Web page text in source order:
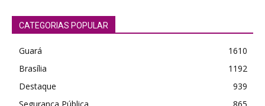
CATEGORIAS POPULAR
Guará
1610
Brasília
1192
Destaque
939